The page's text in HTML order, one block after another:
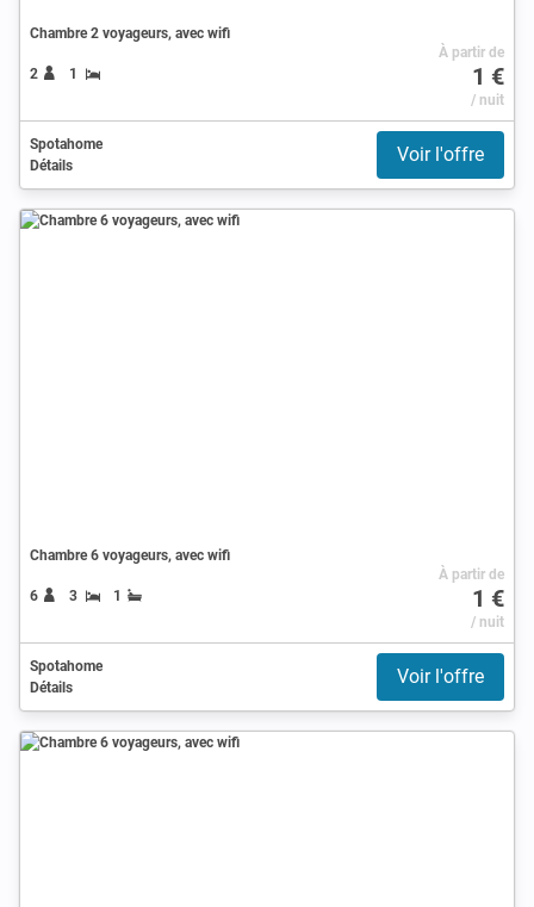
Chambre 2 voyageurs, avec wifi
2 1
À partir de
1 €
/ nuit
Spotahome
Détails
Voir l'offre
Chambre 6 voyageurs, avec wifi
6 3 1
À partir de
1 €
/ nuit
Spotahome
Détails
Voir l'offre